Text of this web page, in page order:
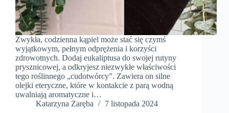
Zwykła, codzienna kąpiel może stać się czymś
wyjątkowym, pełnym odprężenia i korzyści
zdrowotnych. Dodaj eukaliptusa do swojej rutyny
prysznicowej, a odkryjesz niezwykłe właściwości
tego roślinnego „cudotwórcy”. Zawiera on silne
olejki eteryczne, które w kontakcie z parą wodną
uwalniają aromatyczne i…
Katarzyna Zaręba
7 listopada 2024